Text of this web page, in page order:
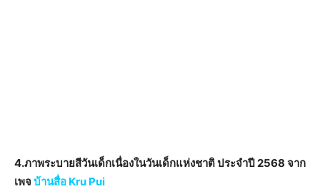
4.ภาพระบายสีวันเด็กเนื่องในวันเด็กแห่งชาติ ประจำปี 2568 จาก
เพจบ้านสื่อ Kru Pui